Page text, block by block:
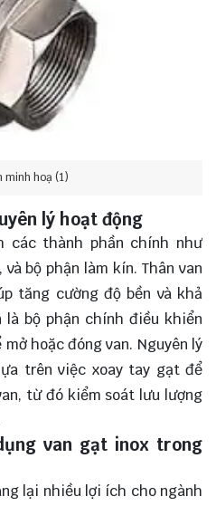
minh hoạ (1)
lý hoạt động
các thành phần chính như
bộ phận làm kín. Thân van
tăng cường độ bền và khả
bộ phận chính điều khiển
hoặc đóng van. Nguyên lý
trên việc xoay tay gạt để
từ đó kiểm soát lưu lượng
van gạt inox trong
lại nhiều lợi ích cho ngành